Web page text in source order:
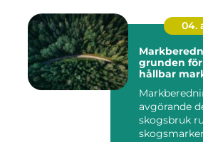
04.
grunden
hållbar
avgörande
skogsbruk